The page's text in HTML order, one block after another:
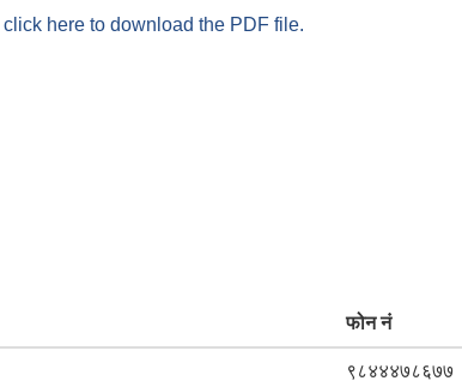
click here to download the PDF file.
फोन नं
९८४४४७८६७७